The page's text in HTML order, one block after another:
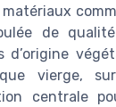
de
d’origine
vierge,
centrale